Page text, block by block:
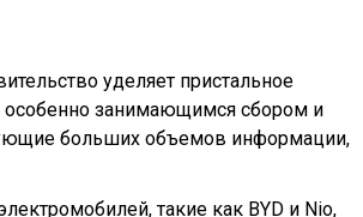
уделяет пристальное
особенно занимающимся сбором и
больших объемов информации,
такие как BYD и Nio,